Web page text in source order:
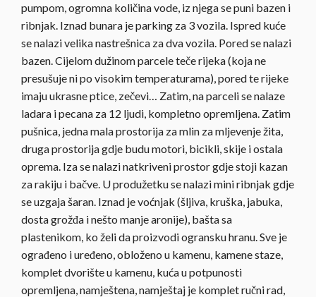
pumpom, ogromna količina vode, iz njega se puni bazen i
ribnjak. Iznad bunara je parking za 3 vozila. Ispred kuće
se nalazi velika nastrešnica za dva vozila. Pored se nalazi
bazen. Cijelom dužinom parcele teče rijeka(koja ne
presušuje ni po visokim temperaturama), pored te rijeke
imaju ukrasne ptice, zečevi… Zatim, na parceli se nalaze
ladara i pecana za 12 ljudi, kompletno opremljena. Zatim
pušnica, jedna mala prostorija za mlin za mljevenje žita,
druga prostorija gdje budu motori, bicikli, skije i ostala
oprema. Iza se nalazi natkriveni prostor gdje stoji kazan
za rakiju i bačve. U produžetku se nalazi mini ribnjak gdje
se uzgaja šaran. Iznad je voćnjak (šljiva, kruška, jabuka,
dosta grožđa i nešto manje aronije), bašta sa
plastenikom, ko želi da proizvodi ogransku hranu. Sve je
ograđeno i uređeno, obloženo u kamenu, kamene staze,
komplet dvorište u kamenu, kuća u potpunosti
opremljena, namještena, namještaj je komplet ručni rad,